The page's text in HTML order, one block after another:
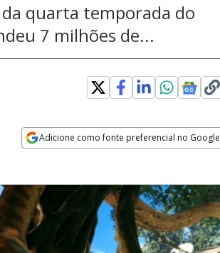
quarta temporada do
7 milhões de...
Adicione como fonte preferencial no Google